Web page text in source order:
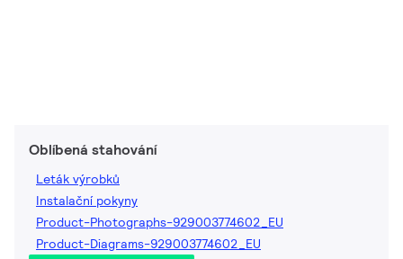
Oblíbená stahování
Leták výrobků
Instalační pokyny
Product-Photographs-929003774602_EU
Product-Diagrams-929003774602_EU